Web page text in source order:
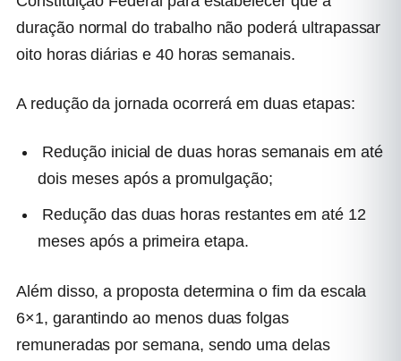
duração normal do trabalho não poderá ultrapassar
oito horas diárias e 40 horas semanais.
A redução da jornada ocorrerá em duas etapas:
Redução inicial de duas horas semanais em até
dois meses após a promulgação;
Redução das duas horas restantes em até 12
meses após a primeira etapa.
Além disso, a proposta determina o fim da escala
6×1, garantindo ao menos duas folgas
remuneradas por semana, sendo uma delas